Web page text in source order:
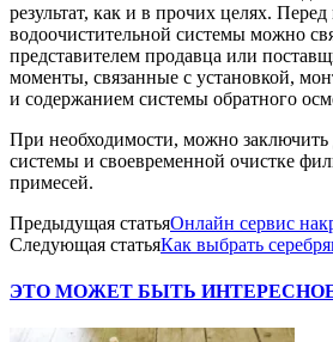
результат, как и в прочих целях.
водоочистительной системы можно
представителем продавца или
моменты, связанные с установкой,
и содержанием системы обратного
При необходимости, можно заключить
системы и своевременной очистке
примесей.
Предыдущая статьяОнлайн сервис
Следующая статьяКак выбрать
ЭТО МОЖЕТ БЫТЬ ИНТЕРЕСНО